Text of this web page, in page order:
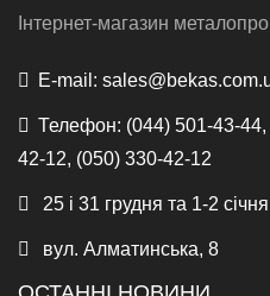
Інтернет-магазин
E-mail:
Телефон: (044) 501-43-
42-12, (050) 330-42-12
25 і 31 грудня та 1-2
вул. Алматинська, 8